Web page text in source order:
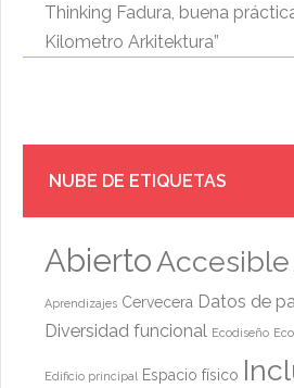
Thinking Fadura, buena
Kilometro Arkitektura”
NUBE DE ETIQUETAS
AbiertoAccesible
Aprendizajes Cervecera Datos de
Diversidad funcional Ecodiseño
Edificio principal Espacio físico